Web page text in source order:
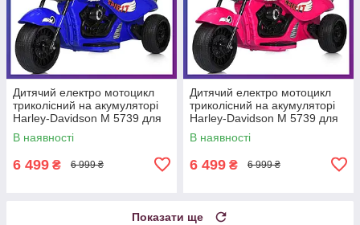
Дитячий електро мотоцикл
триколісний на акумуляторі
Harley-Davidson M 5739 для
дітей 3-8 років Синій
В наявності
6 499 ₴ 6 999 ₴
Дитячий електро мотоцикл
триколісний на акумуляторі
Harley-Davidson M 5739 для
дітей 3-8 років Рожевий
В наявності
6 499 ₴ 6 999 ₴
Показати ще